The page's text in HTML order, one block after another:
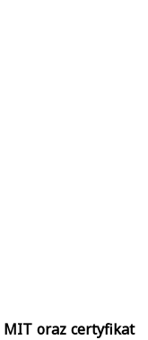
MIT oraz certyfikat